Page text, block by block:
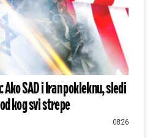
SAD i Iran pokleknu, sledi
kog svi strepe
08:26